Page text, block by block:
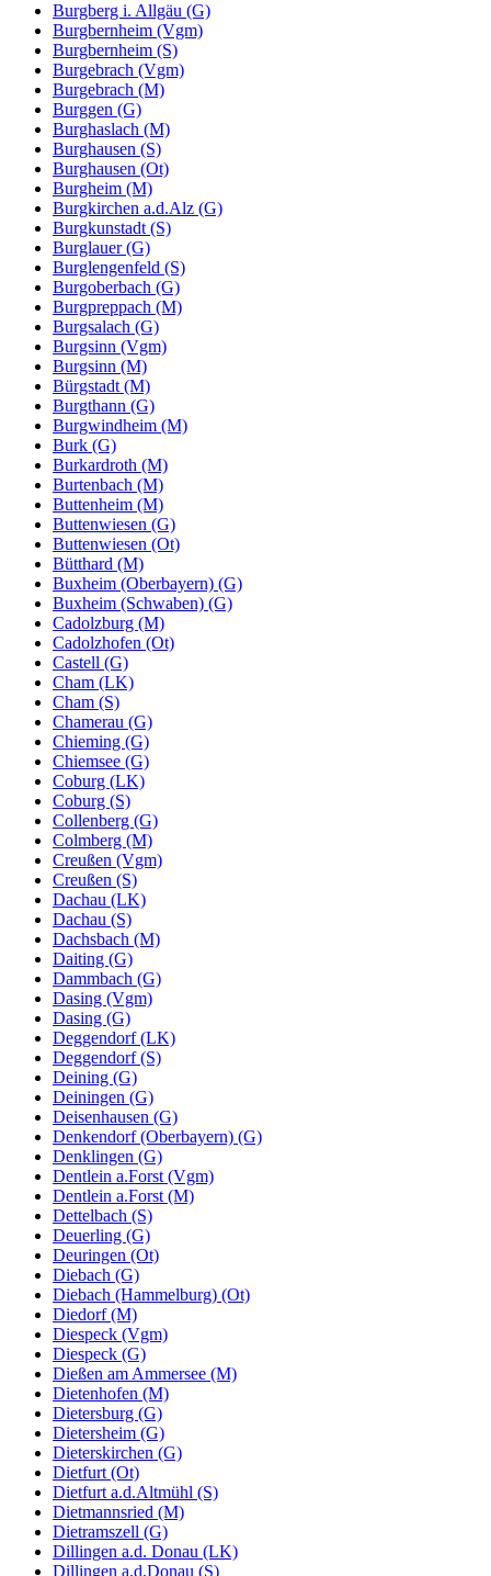
Burgberg i. Allgäu (G)
Burgbernheim (Vgm)
Burgbernheim (S)
Burgebrach (Vgm)
Burgebrach (M)
Burggen (G)
Burghaslach (M)
Burghausen (S)
Burghausen (Ot)
Burgheim (M)
Burgkirchen a.d.Alz (G)
Burgkunstadt (S)
Burglauer (G)
Burglengenfeld (S)
Burgoberbach (G)
Burgpreppach (M)
Burgsalach (G)
Burgsinn (Vgm)
Burgsinn (M)
Bürgstadt (M)
Burgthann (G)
Burgwindheim (M)
Burk (G)
Burkardroth (M)
Burtenbach (M)
Buttenheim (M)
Buttenwiesen (G)
Buttenwiesen (Ot)
Bütthard (M)
Buxheim (Oberbayern) (G)
Buxheim (Schwaben) (G)
Cadolzburg (M)
Cadolzhofen (Ot)
Castell (G)
Cham (LK)
Cham (S)
Chamerau (G)
Chieming (G)
Chiemsee (G)
Coburg (LK)
Coburg (S)
Collenberg (G)
Colmberg (M)
Creußen (Vgm)
Creußen (S)
Dachau (LK)
Dachau (S)
Dachsbach (M)
Daiting (G)
Dammbach (G)
Dasing (Vgm)
Dasing (G)
Deggendorf (LK)
Deggendorf (S)
Deining (G)
Deiningen (G)
Deisenhausen (G)
Denkendorf (Oberbayern) (G)
Denklingen (G)
Dentlein a.Forst (Vgm)
Dentlein a.Forst (M)
Dettelbach (S)
Deuerling (G)
Deuringen (Ot)
Diebach (G)
Diebach (Hammelburg) (Ot)
Diedorf (M)
Diespeck (Vgm)
Diespeck (G)
Dießen am Ammersee (M)
Dietenhofen (M)
Dietersburg (G)
Dietersheim (G)
Dieterskirchen (G)
Dietfurt (Ot)
Dietfurt a.d.Altmühl (S)
Dietmannsried (M)
Dietramszell (G)
Dillingen a.d. Donau (LK)
Dillingen a.d.Donau (S)